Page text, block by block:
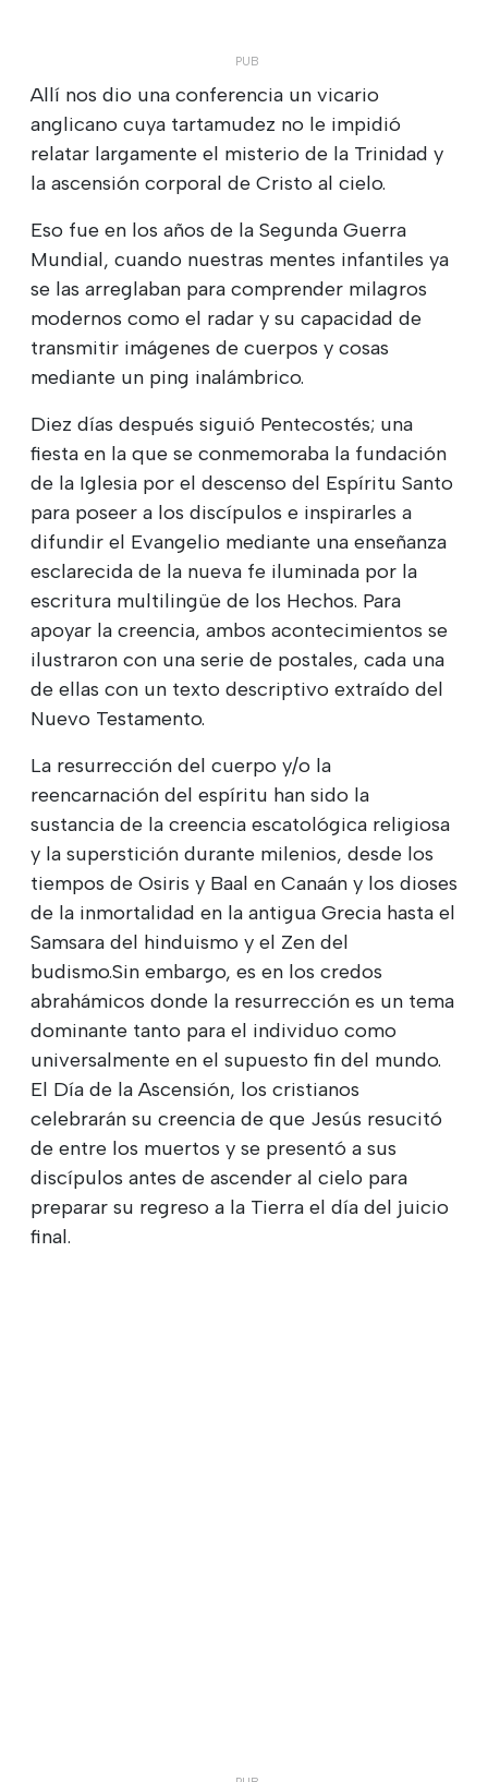
Allí nos dio una conferencia un vicario
anglicano cuya tartamudez no le impidió
relatar largamente el misterio de la Trinidad y
la ascensión corporal de Cristo al cielo.
Eso fue en los años de la Segunda Guerra
Mundial, cuando nuestras mentes infantiles ya
se las arreglaban para comprender milagros
modernos como el radar y su capacidad de
transmitir imágenes de cuerpos y cosas
mediante un ping inalámbrico.
Diez días después siguió Pentecostés; una
fiesta en la que se conmemoraba la fundación
de la Iglesia por el descenso del Espíritu Santo
para poseer a los discípulos e inspirarles a
difundir el Evangelio mediante una enseñanza
esclarecida de la nueva fe iluminada por la
escritura multilingüe de los Hechos. Para
apoyar la creencia, ambos acontecimientos se
ilustraron con una serie de postales, cada una
de ellas con un texto descriptivo extraído del
Nuevo Testamento.
La resurrección del cuerpo y/o la
reencarnación del espíritu han sido la
sustancia de la creencia escatológica religiosa
y la superstición durante milenios, desde los
tiempos de Osiris y Baal en Canaán y los dioses
de la inmortalidad en la antigua Grecia hasta el
Samsara del hinduismo y el Zen del
budismo.Sin embargo, es en los credos
abrahámicos donde la resurrección es un tema
dominante tanto para el individuo como
universalmente en el supuesto fin del mundo.
El Día de la Ascensión, los cristianos
celebrarán su creencia de que Jesús resucitó
de entre los muertos y se presentó a sus
discípulos antes de ascender al cielo para
preparar su regreso a la Tierra el día del juicio
final.